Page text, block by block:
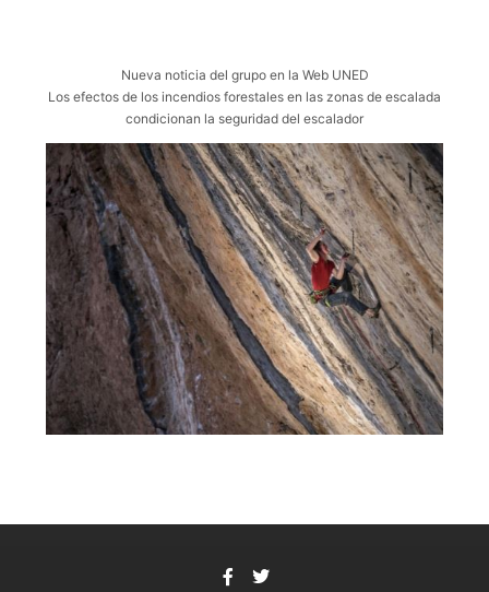
Nueva noticia del grupo en la Web UNED
Los efectos de los incendios forestales en las zonas de escalada
condicionan la seguridad del escalador